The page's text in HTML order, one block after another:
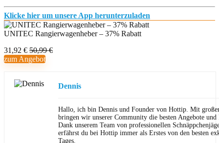
Klicke hier um unsere App herunterzuladen
UNITEC Rangierwagenheber – 37% Rabatt
31,92 € 50,99 €
zum Angebot
Dennis
Hallo, ich bin Dennis und Founder von Hottip. Mit
bringen wir unserer Community die besten Angebote und
Dank unserem Team von professionellen
erfährst du bei Hottip immer als Erstes von den besten
Tages.